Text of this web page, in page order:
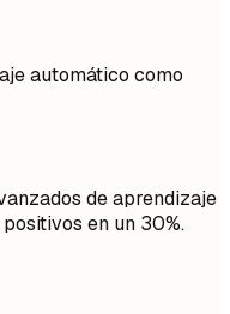
automático como
de aprendizaje
en un 30%.